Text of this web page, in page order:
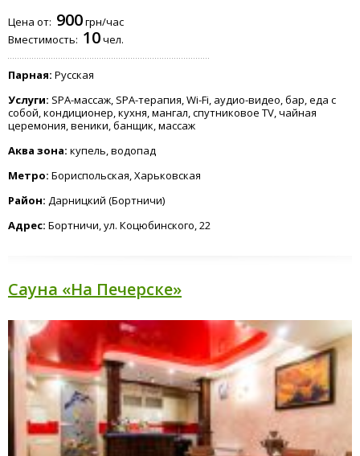
Цена от: 900грн/час
Вместимость: 10чел.
Парная: Русская
Услуги: SPA-массаж, SPA-терапия, Wi-Fi, аудио-видео, бар, еда с
собой, кондиционер, кухня, мангал, спутниковое TV, чайная
церемония, веники, банщик, массаж
Аква зона: купель, водопад
Метро: Бориспольская, Харьковская
Район: Дарницкий (Бортничи)
Адрес: Бортничи, ул. Коцюбинского, 22
Сауна «На Печерске»